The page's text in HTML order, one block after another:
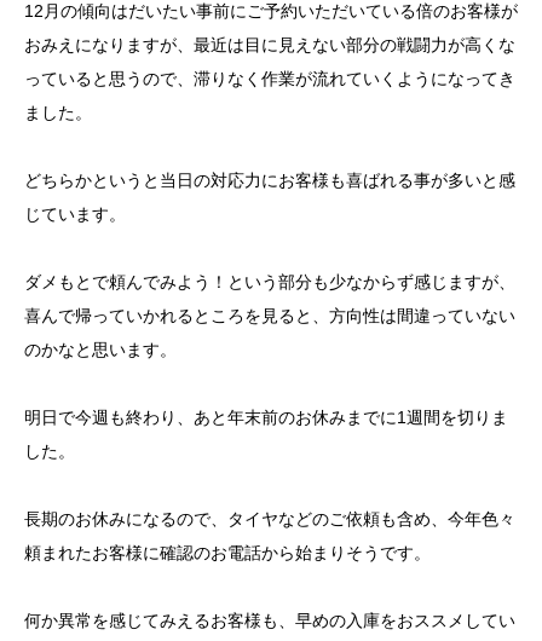
12月の傾向はだいたい事前にご予約いただいている倍のお客様が
おみえになりますが、最近は目に見えない部分の戦闘力が高くな
っていると思うので、滞りなく作業が流れていくようになってき
ました。
どちらかというと当日の対応力にお客様も喜ばれる事が多いと感
じています。
ダメもとで頼んでみよう！という部分も少なからず感じますが、
喜んで帰っていかれるところを見ると、方向性は間違っていない
のかなと思います。
明日で今週も終わり、あと年末前のお休みまでに1週間を切りま
した。
長期のお休みになるので、タイヤなどのご依頼も含め、今年色々
頼まれたお客様に確認のお電話から始まりそうです。
何か異常を感じてみえるお客様も、早めの入庫をおススメしてい